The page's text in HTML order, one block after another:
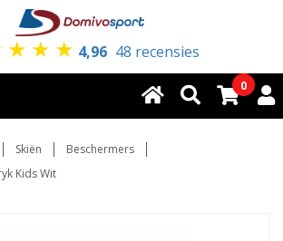
★ ★ ★ 4,96 48 recensies
0
Skiën
Beschermers
Kids Wit